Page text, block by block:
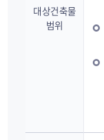
대상건축물
범위